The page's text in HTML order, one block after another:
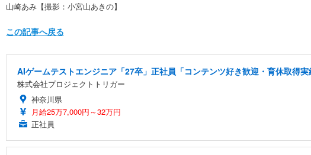
山崎あみ【撮影：小宮山あきの】
この記事へ戻る
AIゲームテストエンジニア「27卒」正社員「コンテンツ好き歓迎・育休取得
株式会社プロジェクトトリガー
神奈川県
月給25万7,000円～32万円
正社員